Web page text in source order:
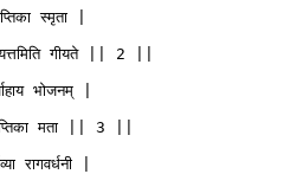
स्मृता |
गीयते || 2 ||
भोजनम् |
मता || 3 ||
रागवर्धनी |